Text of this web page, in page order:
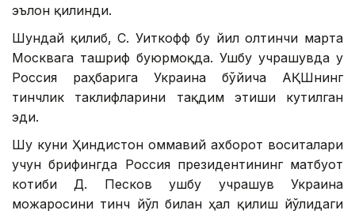
эълон қилинди.
Шундай қилиб, С. Уиткофф бу йил олтинчи марта
Москвага ташриф буюрмоқда. Ушбу учрашувда у
Россия раҳбарига Украина бўйича АҚШнинг
тинчлик таклифларини тақдим этиши кутилган
эди.
Шу куни Ҳиндистон оммавий ахборот воситалари
учун брифингда Россия президентининг матбуот
котиби Д. Песков ушбу учрашув Украина
можаросини тинч йўл билан ҳал қилиш йўлидаги